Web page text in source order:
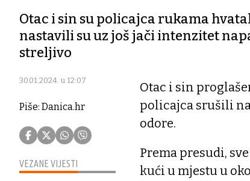
Otac i sin su policajca rukama
nastavili su uz još jači intenzitet
streljivo
30.01.2024. u 12:07
Piše: Danica.hr
VEZANE VIJESTI
Otac i sin
policajca srušili
odore.
Prema presudi,
kući u mjestu u